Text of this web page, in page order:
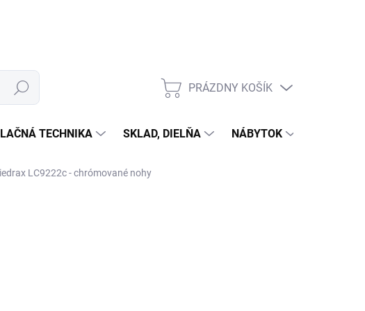
Hľadať
NÁKUPNÝ
PRÁZDNY KOŠÍK
TECHNIKA SKLAD, DIELŇA NÁBYTOK
LC9222c - chrómované nohy